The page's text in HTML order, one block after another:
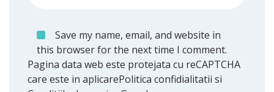
Save my name, email, and website in
this browser for the next time I comment.
Pagina data web este protejata cu reCAPTCHA
care este in aplicarePolitica confidialitatii si